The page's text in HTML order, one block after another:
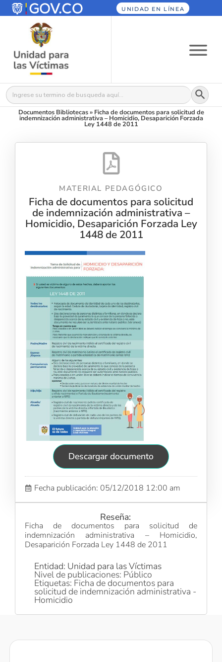
UNIDAD EN LÍNEA
Buscar: Botón
Documentos Bibliotecas» Ficha de documentos para solicitud de
indemnización administrativa – Homicidio, Desaparición Forzada
Ley 1448 de 2011
MATERIAL PEDAGÓGICO
Ficha de documentos para solicitud
de indemnización administrativa –
Homicidio, Desaparición Forzada Ley
1448 de 2011
Descargar documento
Fecha publicación: 05/12/2018 12:00 am
Reseña:
Ficha de documentos para solicitud de
indemnización administrativa – Homicidio,
Desaparición Forzada Ley 1448 de 2011
Entidad: Unidad para las Víctimas
Nivel de publicaciones: Público
Etiquetas: Ficha de documentos para
solicitud de indemnización administrativa -
Homicidio